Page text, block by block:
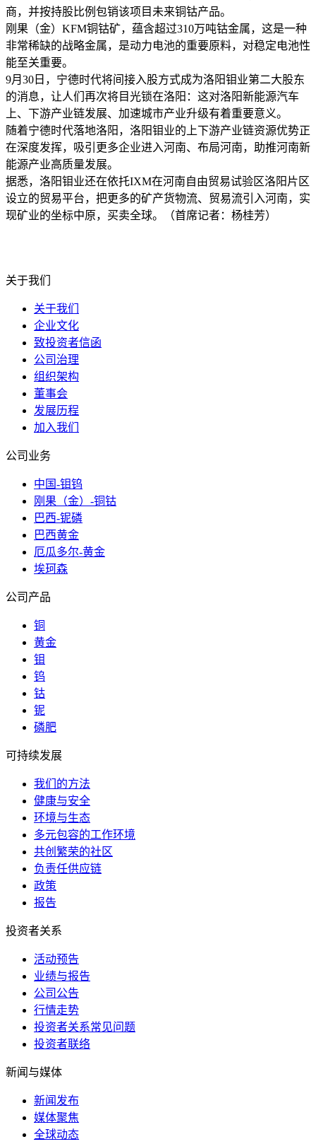
商，并按持股比例包销该项目未来铜钴产品。
刚果（金）KFM铜钴矿，蕴含超过310万吨钴金属，这是一种
非常稀缺的战略金属，是动力电池的重要原料，对稳定电池性
能至关重要。
9月30日，宁德时代将间接入股方式成为洛阳钼业第二大股东
的消息，让人们再次将目光锁在洛阳：这对洛阳新能源汽车
上、下游产业链发展、加速城市产业升级有着重要意义。
随着宁德时代落地洛阳，洛阳钼业的上下游产业链资源优势正
在深度发挥，吸引更多企业进入河南、布局河南，助推河南新
能源产业高质量发展。
据悉，洛阳钼业还在依托IXM在河南自由贸易试验区洛阳片区
设立的贸易平台，把更多的矿产货物流、贸易流引入河南，实
现矿业的坐标中原，买卖全球。（首席记者：杨桂芳）
关于我们
关于我们
企业文化
致投资者信函
公司治理
组织架构
董事会
发展历程
加入我们
公司业务
中国-钼钨
刚果（金）-铜钴
巴西-铌磷
巴西黄金
厄瓜多尔-黄金
埃珂森
公司产品
铜
黄金
钼
钨
钴
铌
磷肥
可持续发展
我们的方法
健康与安全
环境与生态
多元包容的工作环境
共创繁荣的社区
负责任供应链
政策
报告
投资者关系
活动预告
业绩与报告
公司公告
行情走势
投资者关系常见问题
投资者联络
新闻与媒体
新闻发布
媒体聚焦
全球动态